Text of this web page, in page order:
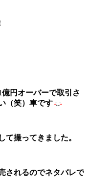
円オーバーで取引さ
（笑）車です
て撮ってきました。
されるのでネタバレで